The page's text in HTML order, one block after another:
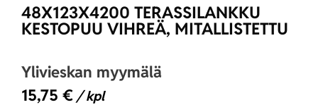
48X123X4200 TERASSILANKKU
KESTOPUU VIHREÄ, MITALLISTETTU
Ylivieskan myymälä
15,75 € / kpl